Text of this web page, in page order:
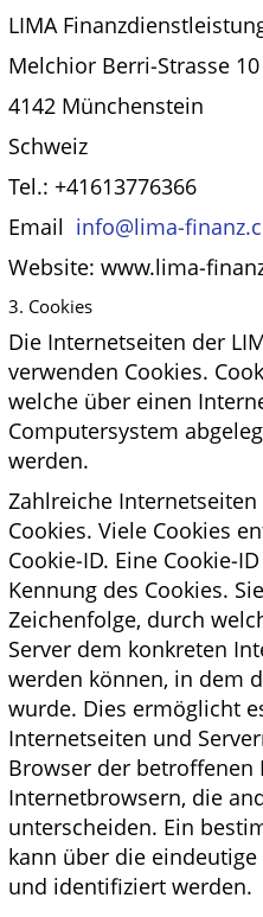
LIMA
Melchior Berri-Strasse 10
4142 Münchenstein
Schweiz
Tel.: +41613776366
Email info@lima-
Website: www.lima-
3. Cookies
Die Internetseiten der
verwenden Cookies.
welche über einen
Computersystem
werden.
Zahlreiche
Cookies. Viele Cookies
Cookie-ID. Eine Cookie-
Kennung des Cookies.
Zeichenfolge, durch
Server dem konkreten
werden können, in dem
wurde. Dies ermöglicht
Internetseiten und
Browser der betroffenen
Internetbrowsern, die
unterscheiden. Ein
kann über die
und identifiziert werden.